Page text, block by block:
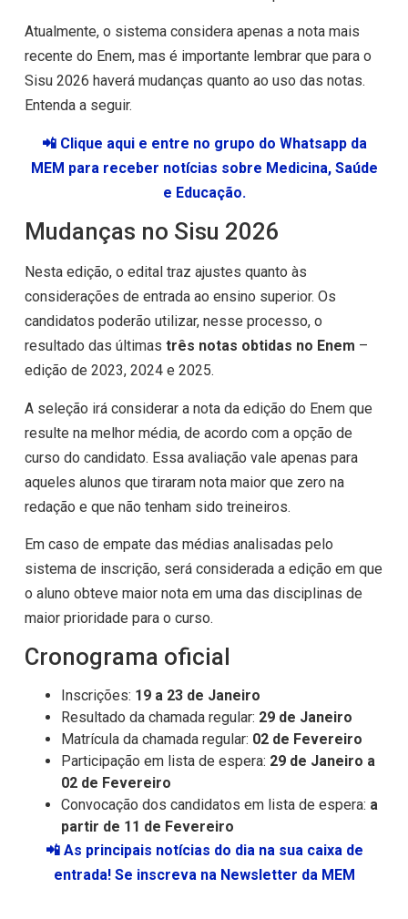
Atualmente, o sistema considera apenas a nota mais
recente do Enem, mas é importante lembrar que para o
Sisu 2026 haverá mudanças quanto ao uso das notas.
Entenda a seguir.
📲 Clique aqui e entre no grupo do Whatsapp da
MEM para receber notícias sobre Medicina, Saúde
e Educação.
Mudanças no Sisu 2026
Nesta edição, o edital traz ajustes quanto às
considerações de entrada ao ensino superior. Os
candidatos poderão utilizar, nesse processo, o
resultado das últimas três notas obtidas no Enem –
edição de 2023, 2024 e 2025.
A seleção irá considerar a nota da edição do Enem que
resulte na melhor média, de acordo com a opção de
curso do candidato. Essa avaliação vale apenas para
aqueles alunos que tiraram nota maior que zero na
redação e que não tenham sido treineiros.
Em caso de empate das médias analisadas pelo
sistema de inscrição, será considerada a edição em que
o aluno obteve maior nota em uma das disciplinas de
maior prioridade para o curso.
Cronograma oficial
Inscrições: 19 a 23 de Janeiro
Resultado da chamada regular: 29 de Janeiro
Matrícula da chamada regular: 02 de Fevereiro
Participação em lista de espera: 29 de Janeiro a
02 de Fevereiro
Convocação dos candidatos em lista de espera: a
partir de 11 de Fevereiro
📲 As principais notícias do dia na sua caixa de
entrada! Se inscreva na Newsletter da MEM